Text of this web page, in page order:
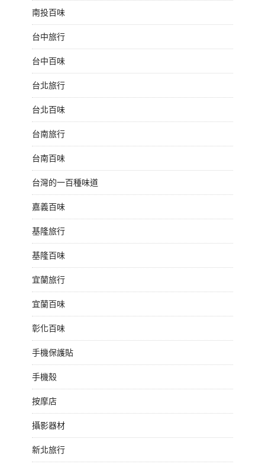
南投百味
台中旅行
台中百味
台北旅行
台北百味
台南旅行
台南百味
台灣的一百種味道
嘉義百味
基隆旅行
基隆百味
宜蘭旅行
宜蘭百味
彰化百味
手機保護貼
手機殼
按摩店
攝影器材
新北旅行